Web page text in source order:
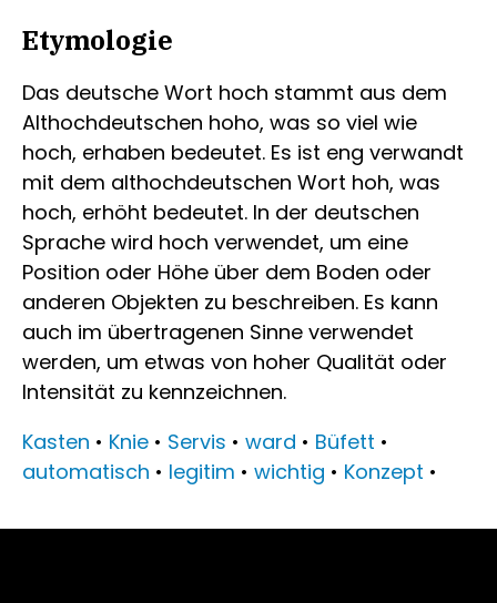
Etymologie
Das deutsche Wort hoch stammt aus dem
Althochdeutschen hoho, was so viel wie
hoch, erhaben bedeutet. Es ist eng verwandt
mit dem althochdeutschen Wort hoh, was
hoch, erhöht bedeutet. In der deutschen
Sprache wird hoch verwendet, um eine
Position oder Höhe über dem Boden oder
anderen Objekten zu beschreiben. Es kann
auch im übertragenen Sinne verwendet
werden, um etwas von hoher Qualität oder
Intensität zu kennzeichnen.
Kasten • Knie • Servis • ward • Büfett •
automatisch • legitim • wichtig • Konzept •